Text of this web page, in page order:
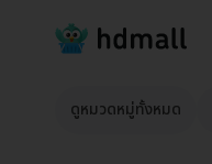
ดูหมวดหมู่ทั้งหมด